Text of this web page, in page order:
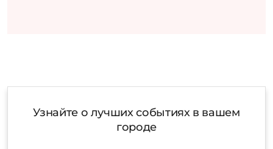
Узнайте о лучших событиях в вашем
городе